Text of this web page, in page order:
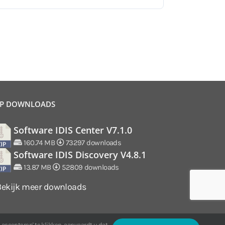
DOWNLOADS
Software IDIS Center V7.1.0
160.74 MB 73297 downloads
Software IDIS Discovery V4.8.1
13.87 MB 52809 downloads
meer downloads